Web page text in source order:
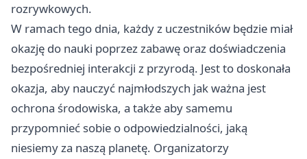
rozrywkowych.
W ramach tego dnia, każdy z uczestników będzie miał
okazję do nauki poprzez zabawę oraz doświadczenia
bezpośredniej interakcji z przyrodą. Jest to doskonała
okazja, aby nauczyć najmłodszych jak ważna jest
ochrona środowiska, a także aby samemu
przypomnieć sobie o odpowiedzialności, jaką
niesiemy za naszą planetę. Organizatorzy